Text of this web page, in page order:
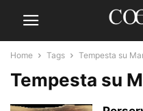
Home Tags Tempesta su
Tempesta su